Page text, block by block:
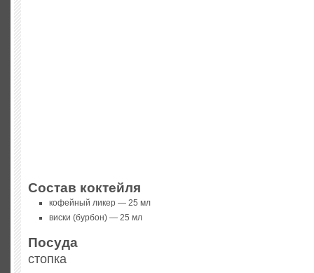
Состав коктейля
кофейный ликер — 25 мл
виски (бурбон) — 25 мл
Посуда
стопка